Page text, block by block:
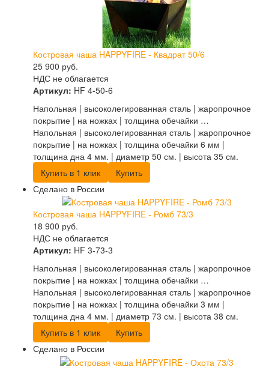
Костровая чаша HAPPYFIRE - Квадрат 50/6
25 900 руб.
НДС не облагается
Артикул: HF 4-50-6
Напольная | высоколегированная сталь | жаропрочное
покрытие | на ножках | толщина обечайки …
Напольная | высоколегированная сталь | жаропрочное
покрытие | на ножках | толщина обечайки 6 мм |
толщина дна 4 мм. | диаметр 50 см. | высота 35 см.
Купить в 1 клик
Купить
Сделано в России
Костровая чаша HAPPYFIRE - Ромб 73/3
18 900 руб.
НДС не облагается
Артикул: HF 3-73-3
Напольная | высоколегированная сталь | жаропрочное
покрытие | на ножках | толщина обечайки …
Напольная | высоколегированная сталь | жаропрочное
покрытие | на ножках | толщина обечайки 3 мм |
толщина дна 4 мм. | диаметр 73 см. | высота 38 см.
Купить в 1 клик
Купить
Сделано в России